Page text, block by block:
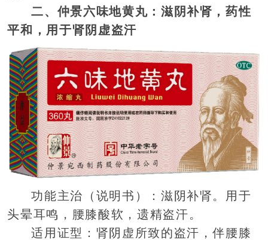
二、仲景六味地黄丸：滋阴补肾，药性
平和，用于肾阴虚盗汗
功能主治（说明书）：滋阴补肾。用于
头晕耳鸣，腰膝酸软，遗精盗汗。
适用证型：肾阴虚所致的盗汗，伴腰膝